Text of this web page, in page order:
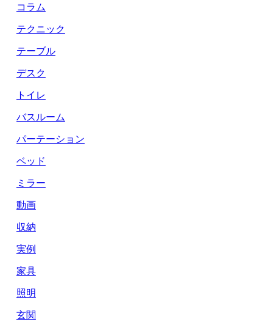
コラム
テクニック
テーブル
デスク
トイレ
バスルーム
パーテーション
ベッド
ミラー
動画
収納
実例
家具
照明
玄関